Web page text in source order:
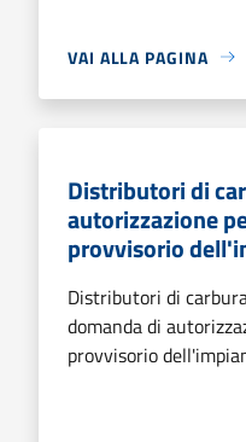
VAI ALLA PAGINA
Distributori di
autorizzazione
provvisorio
Distributori di
domanda di
provvisorio